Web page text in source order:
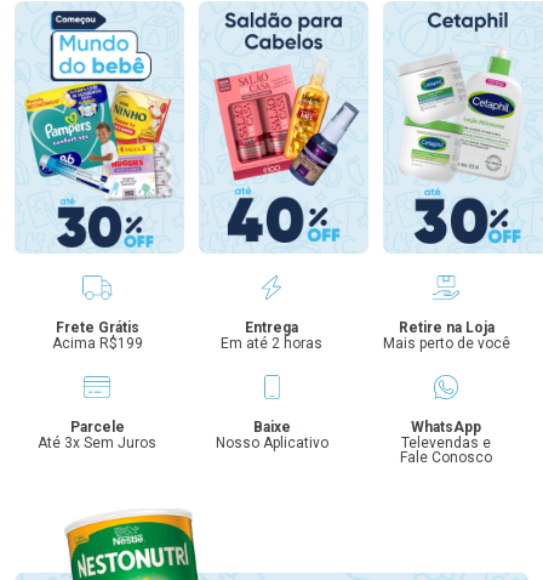
Benefícios
Frete Grátis
Acima R$199
Entrega
Em até 2 horas
Retire na Loja
Mais perto de você
Parcele
Até 3x Sem Juros
Baixe
Nosso Aplicativo
WhatsApp
Televendas e
Fale Conosco